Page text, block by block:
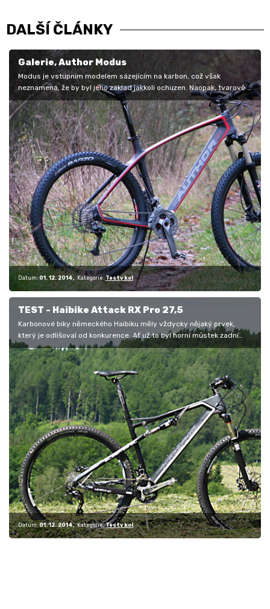
DALŠÍ ČLÁNKY
Galerie, Author Modus
Modus je vstupním modelem sázejícím na karbon, což však
neznamená, že by byl jeho základ jakkoli ochuzen. Naopak, tvarově a
převážně i…
Datum: 01. 12. 2014 Kategorie: Testy kol
TEST - Haibike Attack RX Pro 27,5
Karbonové biky německého Haibiku měly vždycky nějaký prvek,
který je odlišoval od konkurence. Ať už to byl horní můstek zadní
stavby ve…
Datum: 01. 12. 2014 Kategorie: Testy kol